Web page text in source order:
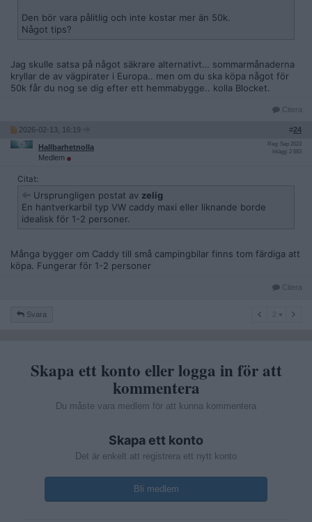
Den bör vara pålitlig och inte kostar mer än 50k.
Något tips?
Jag skulle satsa på något säkrare alternativt… sommarmånaderna
kryllar de av vägpirater i Europa.. men om du ska köpa något för
50k får du nog se dig efter ett hemmabygge.. kolla Blocket.
Citera
2026-02-13, 16:19 #24
Hallbarhetnolla
Medlem
Reg: Sep 2023
Inlägg: 2 683
Citat:
Ursprungligen postat av zelig
En hantverkarbil typ VW caddy maxi eller liknande borde
idealisk för 1-2 personer.
Många bygger om Caddy till små campingbilar finns tom färdiga att
köpa. Fungerar för 1-2 personer
Citera
Svara
Skapa ett konto eller logga in för att
kommentera
Du måste vara medlem för att kunna kommentera
Skapa ett konto
Det är enkelt att registrera ett nytt konto
Bli medlem